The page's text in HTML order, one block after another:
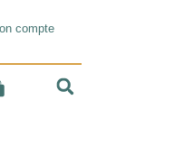
compte